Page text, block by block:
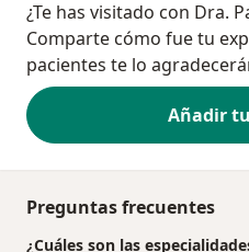
¿Te has visitado con Dra.
Comparte cómo fue tu
pacientes te lo
Añadir
Preguntas frecuentes
¿Cuáles son las